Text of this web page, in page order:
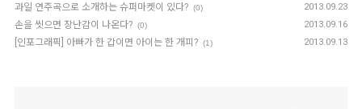
과일 연주곡으로 소개하는 슈퍼마켓이 있다? (0) 2013.09.23
손을 씻으면 장난감이 나온다? (0) 2013.09.16
[인포그래픽] 아빠가 한 갑이면 아이는 한 개피? (1) 2013.09.13